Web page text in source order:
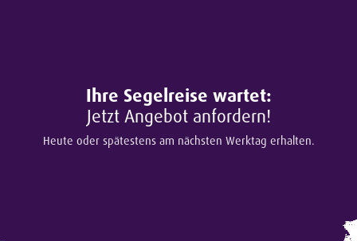
Ihre Segelreise wartet:
Jetzt Angebot anfordern!
Heute oder spätestens am nächsten Werktag erhalten.